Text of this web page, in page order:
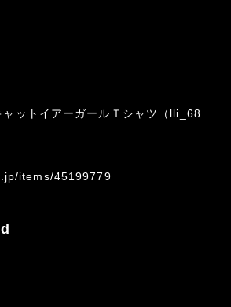
ャットイアーガールＴシャツ（lli_68
items/45199779